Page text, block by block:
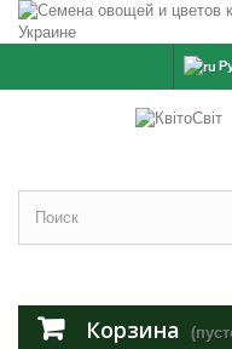
Корзина